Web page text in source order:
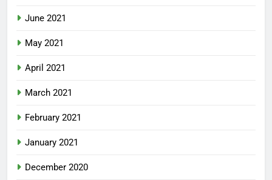
June 2021
May 2021
April 2021
March 2021
February 2021
January 2021
December 2020